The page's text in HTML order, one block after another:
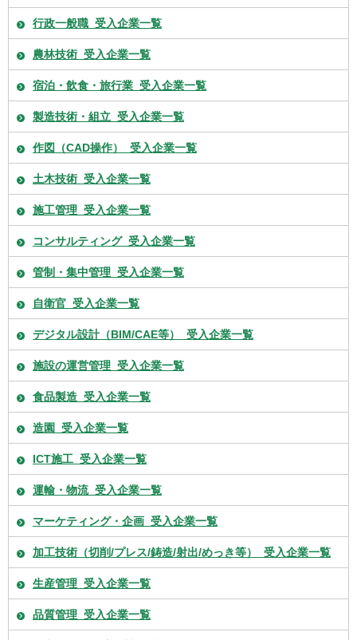
行政一般職_受入企業一覧
農林技術_受入企業一覧
宿泊・飲食・旅行業_受入企業一覧
製造技術・組立_受入企業一覧
作図（CAD操作）_受入企業一覧
土木技術_受入企業一覧
施工管理_受入企業一覧
コンサルティング_受入企業一覧
管制・集中管理_受入企業一覧
自衛官_受入企業一覧
デジタル設計（BIM/CAE等）_受入企業一覧
施設の運営管理_受入企業一覧
食品製造_受入企業一覧
造園_受入企業一覧
ICT施工_受入企業一覧
運輸・物流_受入企業一覧
マーケティング・企画_受入企業一覧
加工技術（切削/プレス/鋳造/射出/めっき等）_受入企業一覧
生産管理_受入企業一覧
品質管理_受入企業一覧